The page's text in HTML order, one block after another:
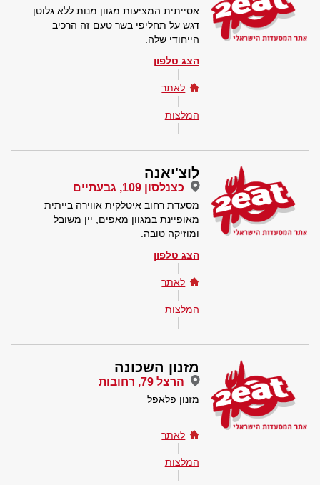
אסייתית המציעות מגוון מנות ללא גלוטן
דגש על תחליפי בשר טעם זה הרכיב
הייחודי שלה.
הצג טלפון
לאתר
המלצות
לוצ'יאנה
כצנלסון 109, גבעתיים
מסעדת רחוב איטלקית אווירה בייתית
מאופיינת במגוון מאפים, יין משובל
ומוזיקה טובה.
הצג טלפון
לאתר
המלצות
מזנון השכונה
הרצל 79, רחובות
מזנון פלאפל
לאתר
המלצות